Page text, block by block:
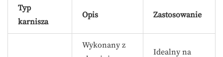
Typ
karnisza
Opis Zastosowanie
Wykonany z
Idealny na